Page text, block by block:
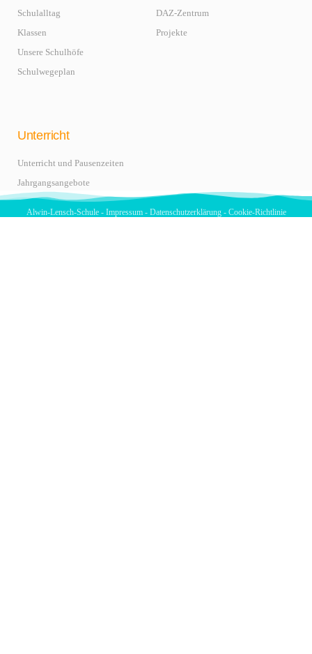
Schulalltag
Klassen
Unsere Schulhöfe
Schulwegeplan
DAZ-Zentrum
Projekte
Unterricht
Unterricht und Pausenzeiten
Jahrgangsangebote
Alwin-Lensch-Schule - Impressum- Datenschutzerklärung- Cookie-Richtlinie